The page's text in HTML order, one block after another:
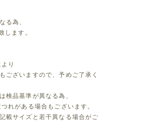
る為、
します。
り
ざいますので、予めご了承く
検品基準が異なる為、
れがある場合もございます。
載サイズと若干異なる場合がご